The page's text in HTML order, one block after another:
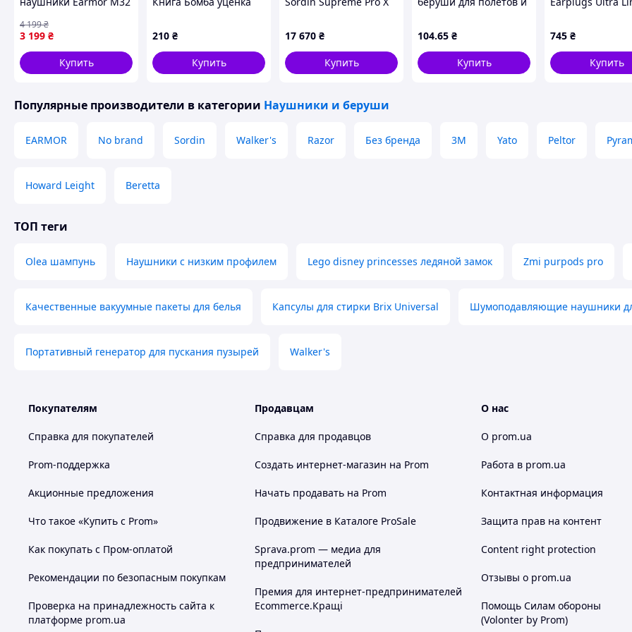
3 199 ₴
4 199₴
Купить
210 ₴
Купить
17 670 ₴
Купить
104.65 ₴
Купить
силиконовые для
и работы
с фу ЕMN_PS
745 ₴
Купить
Популярные производители в категории Наушники и беруши
EARMOR No brand Sordin Walker's Razor Без бренда 3М Yato Peltor
Howard Leight Beretta
ТОП теги
Olea шампунь Наушники с низким профилем Lego disney princesses ледяной замок Zmi purpods pro
Качественные вакуумные пакеты для белья Капсулы для стирки Brix Universal Шумоподавляющие наушники
Портативный генератор для пускания пузырей Walker's
Покупателям
Справка для покупателей
Prom-поддержка
Акционные предложения
Что такое «Купить с Prom»
Как покупать с Пром-оплатой
Рекомендации по безопасным покупкам
Проверка на принадлежность сайта к
платформе prom.ua
Продавцам
Справка для продавцов
Создать интернет-магазин на Prom
Начать продавать на Prom
Продвижение в Каталоге ProSale
Sprava.prom — медиа для
предпринимателей
Премия для интернет-предпринимателей
Ecommerce.Кращі
О нас
О prom.ua
Работа в prom.ua
Контактная информация
Защита прав на контент
Content right protection
Отзывы о prom.ua
Помощь Силам обороны
(Volonter by Prom)